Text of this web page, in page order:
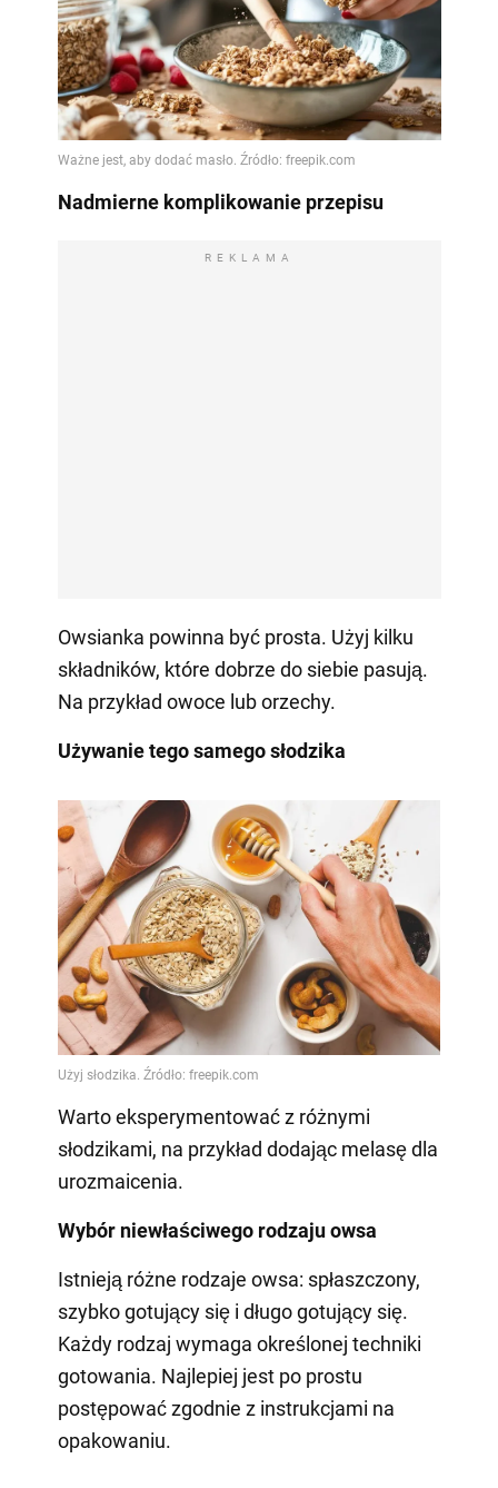
Nadmierne komplikowanie przepisu
REKLAMA
Owsianka powinna być prosta. Użyj kilku
składników, które dobrze do siebie pasują.
Na przykład owoce lub orzechy.
Używanie tego samego słodzika
Warto eksperymentować z różnymi
słodzikami, na przykład dodając melasę dla
urozmaicenia.
Wybór niewłaściwego rodzaju owsa
Istnieją różne rodzaje owsa: spłaszczony,
szybko gotujący się i długo gotujący się.
Każdy rodzaj wymaga określonej techniki
gotowania. Najlepiej jest po prostu
postępować zgodnie z instrukcjami na
opakowaniu.